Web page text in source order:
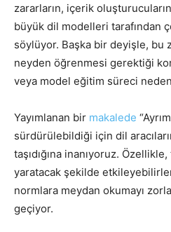
zararların, içerik
büyük dil modelleri tarafından
söylüyor. Başka bir deyişle, bu
neyden öğrenmesi gerektiği
veya model eğitim süreci
Yayımlanan bir makalede
sürdürülebildiği için dil
taşıdığına inanıyoruz.
yaratacak şekilde
normlara meydan okumayı
geçiyor.